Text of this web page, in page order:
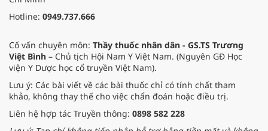
Hotline: 0949.737.666
Cố vấn chuyên môn: Thầy thuốc nhân dân - GS.TS Trương
Việt Bình – Chủ tịch Hội Nam Y Việt Nam. (Nguyên GĐ Học
viện Y Dược học cổ truyền Việt Nam).
Lưu ý: Các bài viết về các bài thuốc chỉ có tính chất tham
khảo, không thay thế cho việc chẩn đoán hoặc điều trị.
Liên hệ hợp tác Truyền thông: 0898 582 228